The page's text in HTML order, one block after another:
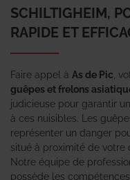
SCHILTIGHEIM,
RAPIDE ET
Faire appel à As de Pic ,
guêpes et frelons
judicieuse pour garantir
à ces nuisibles. Les
représenter un danger
situé à proximité de votre
Notre équipe de
possède les